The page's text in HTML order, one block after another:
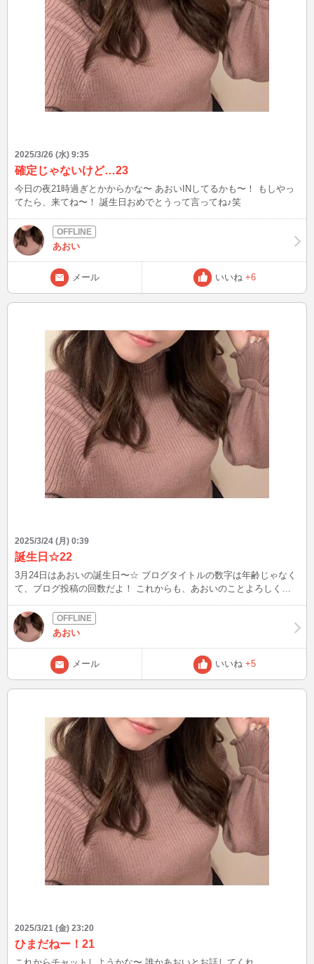
2025/3/26 (水) 9:35
確定じゃないけど…23
今日の夜21時過ぎとかからかな〜 あおいINしてるかも〜！ もしやっ
てたら、来てね〜！ 誕生日おめでとうって言ってね♪笑
あおい
メール いいね +6
2025/3/24 (月) 0:39
誕生日☆22
3月24日はあおいの誕生日〜☆ ブログタイトルの数字は年齢じゃなく
て、ブログ投稿の回数だよ！ これからも、あおいのことよろしくお
あおい
メール いいね +5
2025/3/21 (金) 23:20
ひまだねー！21
これからチャットしようかな〜 誰かあおいとお話してくれ